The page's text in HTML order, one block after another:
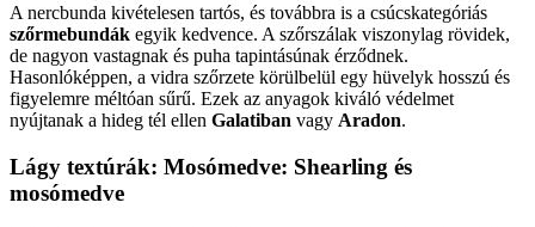
A nercbunda kivételesen tartós, és továbbra is a csúcskategóriás
szőrmebundák egyik kedvence. A szőrszálak viszonylag rövidek,
de nagyon vastagnak és puha tapintásúnak érződnek.
Hasonlóképpen, a vidra szőrzete körülbelül egy hüvelyk hosszú és
figyelemre méltóan sűrű. Ezek az anyagok kiváló védelmet
nyújtanak a hideg tél ellen Galatiban vagy Aradon.
Lágy textúrák: Mosómedve: Shearling és
mosómedve